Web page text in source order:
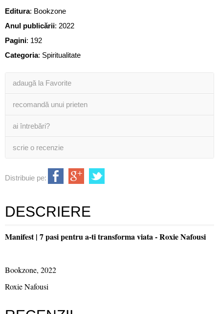
Editura: Bookzone
Anul publicării: 2022
Pagini: 192
Categoria: Spiritualitate
adaugă la Favorite
recomandă unui prieten
ai întrebări?
scrie o recenzie
Distribuie pe:
DESCRIERE
Manifest | 7 pasi pentru a-ti transforma viata - Roxie Nafousi
Bookzone, 2022
Roxie Nafousi